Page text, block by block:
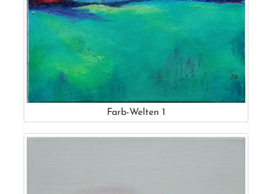
Farb-Welten 1